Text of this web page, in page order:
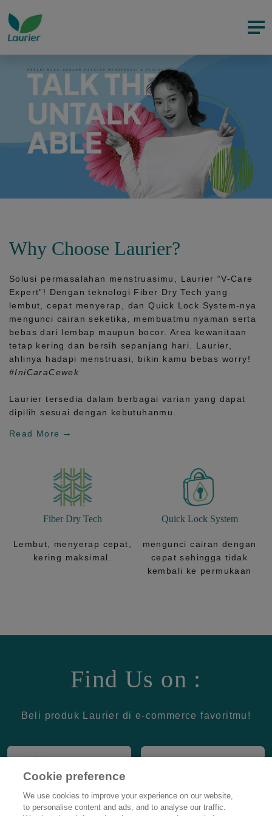
Why Choose Laurier?
Solusi permasalahan menstruasimu, Laurier “V-Care
Expert”! Dengan teknologi Fiber Dry Tech yang
lembut, cepat menyerap, danQuick Lock System-nya
mengunci cairan seketika, membuatmu nyaman serta
bebas dari lembap maupun bocor. Area kewanitaan
tetap kering dan bersih sepanjang hari.
Laurier,
ahlinya hadapi menstruasi, bikin kamu bebas worry!
#IniCaraCewek
Laurier tersedia dalam berbagai varian yang dapat
dipilih sesuai dengan kebutuhanmu.
Read More
Fiber Dry Tech
Lembut, menyerap cepat,
kering maksimal.
Quick Lock System
mengunci cairan dengan
cepat sehingga tidak
kembali ke permukaan
Find Us on :
Beli produk Laurier di e-commerce favoritmu!
Cookie preference
We use cookies to improve your experience on our website,
to personalise content and ads, and to analyse our traffic.